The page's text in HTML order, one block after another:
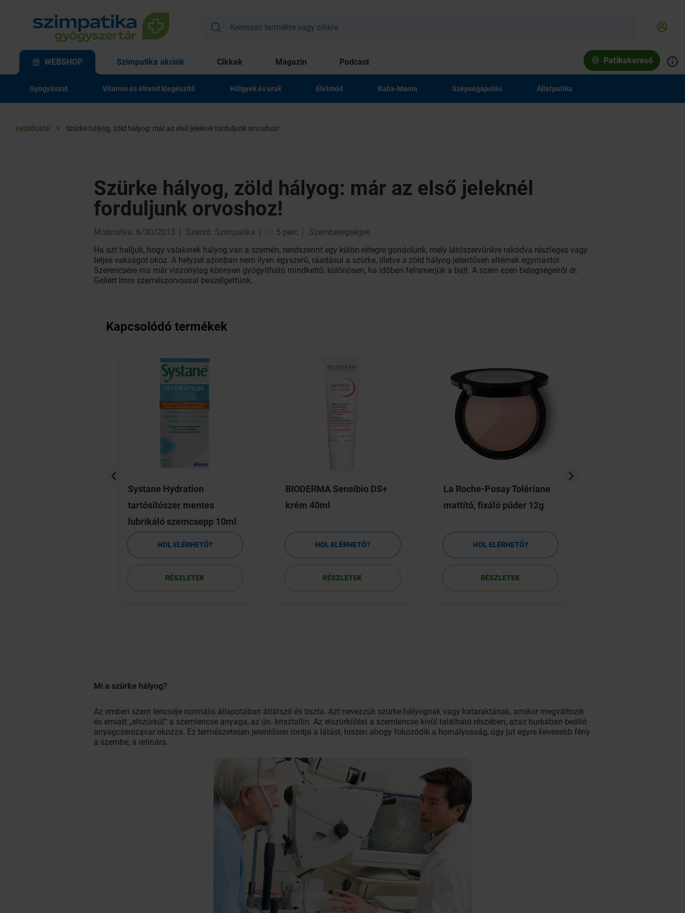
WEBSHOP Szimpatika akciók Cikkek Magazin Podcast Patikakereső
Gyógyászat Vitamin és étrend kiegészítő Hölgyek és urak Életmód Baba-Mama Szépségápolás Állatpatika
Kezdőoldal Szürke hályog, zöld hályog: már az első jeleknél forduljunk orvoshoz!
Szürke hályog, zöld hályog: már az első jeleknél
forduljunk orvoshoz!
Módosítva: 6/30/2013 Szerző: Szimpatika 5 perc
Szembetegségek
Ha azt halljuk, hogy valakinek hályog van a szemén, rendszerint egy külön rétegre gondolunk, mely látószervünkre rakódva részleges vagy
teljes vakságot okoz. A helyzet azonban nem ilyen egyszerű, ráadásul a szürke, illetve a zöld hályog jelentősen eltérnek egymástól.
Szerencsére ma már viszonylag könnyen gyógyítható mindkettő, különösen, ha időben felismerjük a bajt. A szem ezen betegségeiről dr.
Gellért Imre szemészorvossal beszélgettünk.
Kapcsolódó termékek
Systane Hydration
tartósítószer mentes
lubrikáló szemcsepp 10ml
HOL ELÉRHETŐ?
RÉSZLETEK
BIODERMA Sensibio DS+
krém 40ml
HOL ELÉRHETŐ?
RÉSZLETEK
La Roche-Posay Tolériane
mattító, fixáló púder 12g
HOL ELÉRHETŐ?
RÉSZLETEK
Mi a szürke hályog?
Az emberi szem lencséje normális állapotában átlátszó és tiszta. Azt nevezzük szürke hályognak vagy kataraktának, amikor megváltozik
és emiatt „elszürkül” a szemlencse anyaga, az ún. krisztallin. Az elszürkülést a szemlencse kívül található részében, azaz burkában beálló
anyagcserezavar okozza. Ez természetesen jelentősen rontja a látást, hiszen ahogy fokozódik a homályosság, úgy jut egyre kevesebb fény
a szembe, a retinára.